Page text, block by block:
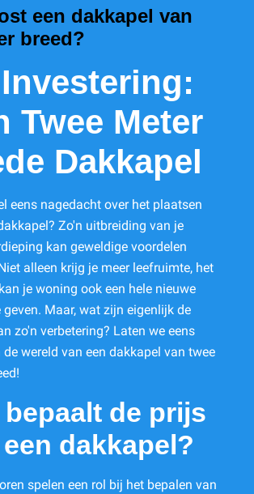
een dakkapel van
breed?
Twee Meter
Dakkapel
eens nagedacht over het plaatsen
Zo'n uitbreiding van je
kan geweldige voordelen
alleen krijg je meer leefruimte, het
je woning ook een hele nieuwe
Maar, wat zijn eigenlijk de
zo'n verbetering? Laten we eens
wereld van een dakkapel van twee
bepaalt de prijs
dakkapel?
spelen een rol bij het bepalen van